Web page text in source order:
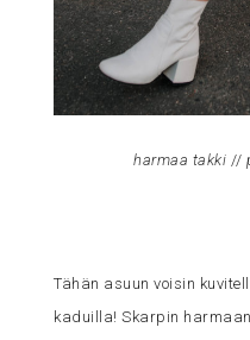
harmaa takki //
Tähän asuun voisin
kaduilla! Skarpin